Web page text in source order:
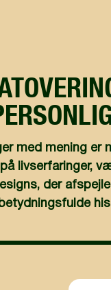
med mening
livserfaringer,
der